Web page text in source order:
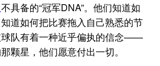
不具备的“冠军DNA”。他们知道如
道如何把比赛拖入自己熟悉的节
球队有着一种近乎偏执的信念——
颗星，他们愿意付出一切。